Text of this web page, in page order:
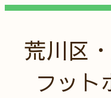
荒川区
フット